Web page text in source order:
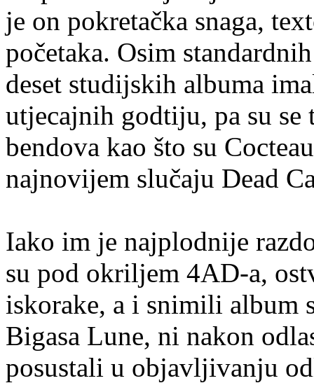
je on pokretačka snaga,
početaka. Osim
deset studijskih albuma
utjecajnih godtiju, pa su
bendova kao što su
najnovijem slučaju Dead
Iako im je najplodnije
su pod okriljem 4AD-a,
iskorake, a i snimili album
Bigasa Lune, ni nakon
posustali u objavljivanju